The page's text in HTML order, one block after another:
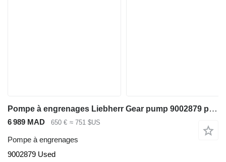
Pompe à engrenages Liebherr Gear pump 9002879 pour excavateur Liebherr A312 / A314 Li / A314
6 989 MAD 650 € ≈ 751 $US
Pompe à engrenages
9002879 Used